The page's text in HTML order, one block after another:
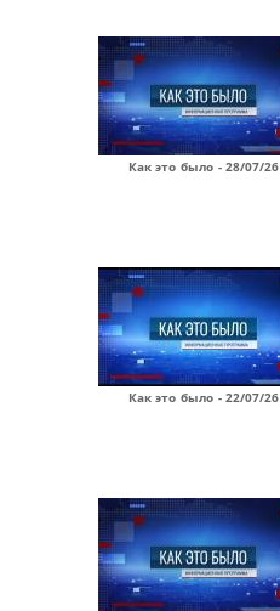
Как это было - 28/07/26
Как это было - 22/07/26